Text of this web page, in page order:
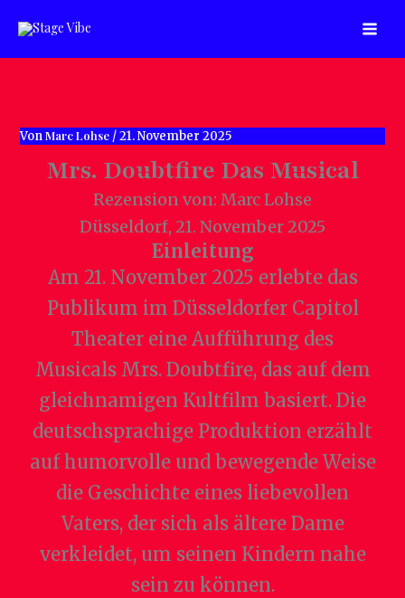
Inhalt
VonMarc Lohse/21. November 2025
Mrs. Doubtfire Das Musical
Rezension von: Marc Lohse
Düsseldorf, 21. November 2025
Einleitung
Am 21. November 2025 erlebte das
Publikum im Düsseldorfer Capitol
Theater eine Aufführung des
Musicals Mrs. Doubtfire, das auf dem
gleichnamigen Kultfilm basiert. Die
deutschsprachige Produktion erzählt
auf humorvolle und bewegende Weise
die Geschichte eines liebevollen
Vaters, der sich als ältere Dame
verkleidet, um seinen Kindern nahe
sein zu können.